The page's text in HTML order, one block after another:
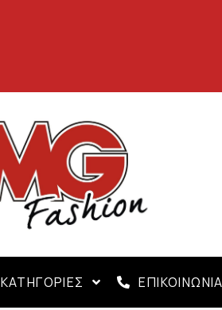
ΚΑΤΗΓΟΡΙΕΣ ΕΠΙΚΟΙΝΩΝΙΑ